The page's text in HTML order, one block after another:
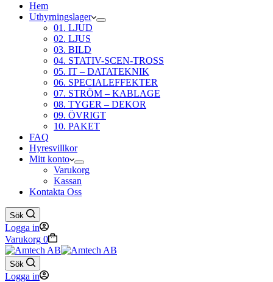
Hem
Uthyrningslager
01. LJUD
02. LJUS
03. BILD
04. STATIV-SCEN-TROSS
05. IT – DATATEKNIK
06. SPECIALEFFEKTER
07. STRÖM – KABLAGE
08. TYGER – DEKOR
09. ÖVRIGT
10. PAKET
FAQ
Hyresvillkor
Mitt konto
Varukorg
Kassan
Kontakta Oss
Sök
Logga in
Varukorg 0
Sök
Logga in